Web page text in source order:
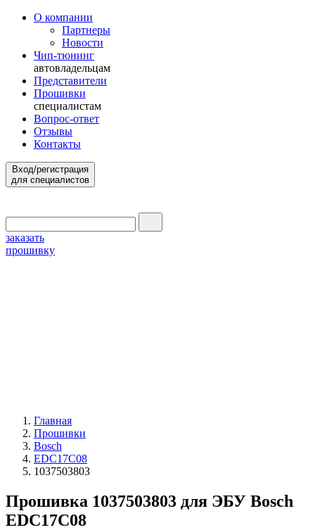
О компании
Партнеры
Новости
Чип-тюнинг
автовладельцам
Представители
Прошивки
специалистам
Вопрос-ответ
Отзывы
Контакты
Вход/регистрация
для специалистов
заказать
прошивку
Главная
Прошивки
Bosch
EDC17C08
1037503803
Прошивка 1037503803 для ЭБУ Bosch
EDC17C08